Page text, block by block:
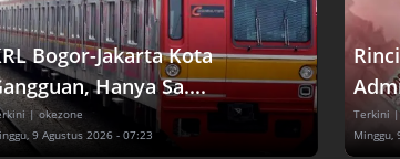
Bogor-Jakarta Kota
Hanya Sa....
| okezone
9 Agustus 2026 - 07:23
Terkini
Minggu,